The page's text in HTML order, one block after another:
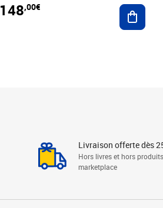
panier
148,00€
Livraison offerte dès
Hors livres et hors produits
marketplace